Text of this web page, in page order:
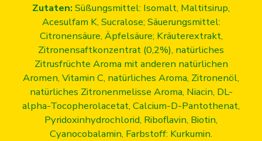
Zutaten:Süßungsmittel: Isomalt, Maltitsirup,
Acesulfam K, Sucralose; Säuerungsmittel:
Citronensäure, Äpfelsäure; Kräuterextrakt,
Zitronensaftkonzentrat (0,2%), natürliches
Zitrusfrüchte Aroma mit anderen natürlichen
Aromen, Vitamin C, natürliches Aroma, Zitronenöl,
natürliches Zitronenmelisse Aroma, Niacin, DL-
alpha-Tocopherolacetat, Calcium-D-Pantothenat,
Pyridoxinhydrochlorid, Riboflavin, Biotin,
Cyanocobalamin, Farbstoff: Kurkumin.